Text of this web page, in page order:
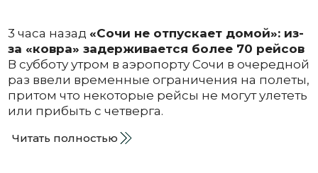
3 часа назад «Сочи не отпускает домой»: из-
за «ковра» задерживается более 70 рейсов
В субботу утром в аэропорту Сочи в очередной
раз ввели временные ограничения на полеты,
притом что некоторые рейсы не могут улететь
или прибыть с четверга.
Читать полностью